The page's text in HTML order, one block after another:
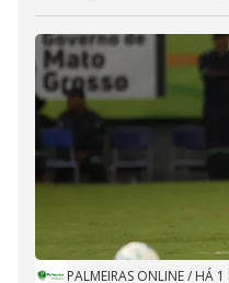
PALMEIRAS ONLINE/ HÁ 1